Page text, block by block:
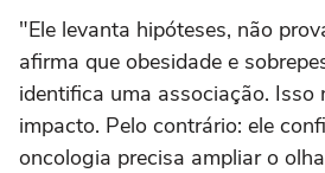
"Ele levanta hipóteses, não
afirma que obesidade e
identifica uma associação. Isso
impacto. Pelo contrário: ele
oncologia precisa ampliar o